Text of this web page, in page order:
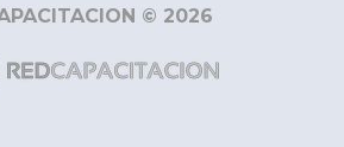
© 2026